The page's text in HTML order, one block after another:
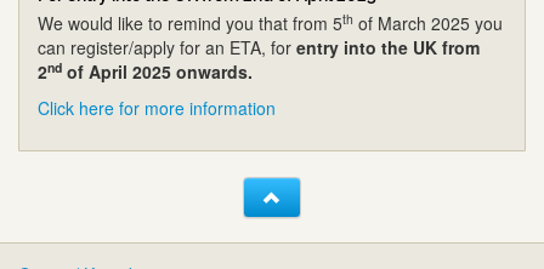
We would like to remind you that from 5th of March 2025 you
can register/apply for an ETA, for entry into the UK from
2nd of April 2025 onwards.
Click here for more information